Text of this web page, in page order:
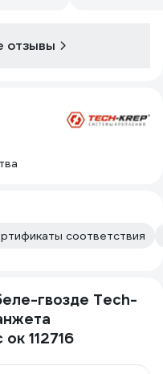
отзывы
соответствия
гвозде Tech-
112716